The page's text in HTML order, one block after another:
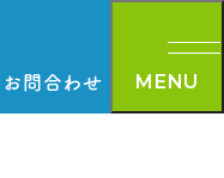
お問合わせ